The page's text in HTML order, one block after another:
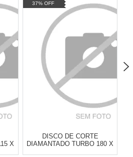
X
37% OFF
DISCO DE CORTE
DIAMANTADO TURBO 180 X